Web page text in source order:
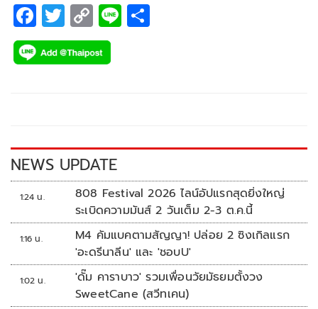
F
ac
e
k
T
wi
tt
C
o
p
k
Li
NEWS UPDATE
1:24 น.
808 Festival 2026 ไลน์อัปแรกสุดยิ่งใหญ่
ระเบิดความมันส์ 2 วันเต็ม 2-3 ต.ค.นี้
1:16 น.
M4 คัมแบคตามสัญญา! ปล่อย 2 ซิงเกิลแรก
'อะดรีนาลีน' และ 'ชอบU'
1:02 น.
'ดั๊ม คาราบาว' รวมเพื่อนวัยมัธยมตั้งวง
SweetCane (สวีทเคน)